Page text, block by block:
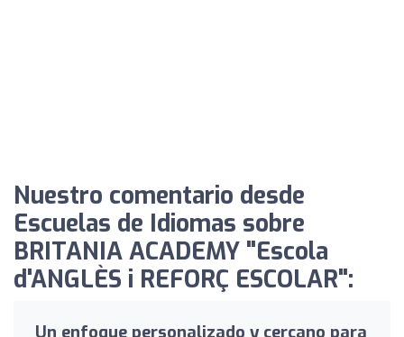
Nuestro comentario desde
Escuelas de Idiomas sobre
BRITANIA ACADEMY "Escola
d'ANGLÈS i REFORÇ ESCOLAR":
Un enfoque personalizado y cercano para